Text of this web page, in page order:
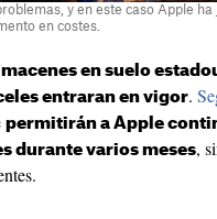
y en este caso Apple ha
en costes.
en suelo
entraran en vigor.
permitirán a Apple
durante varios meses,